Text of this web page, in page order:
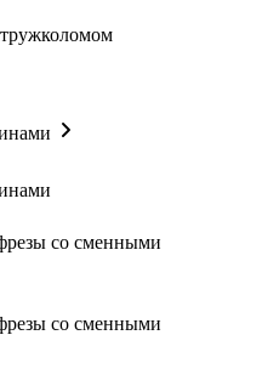
со сменными
со сменными